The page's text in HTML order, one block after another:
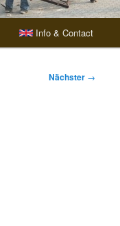
Info & Contact
Nächster →